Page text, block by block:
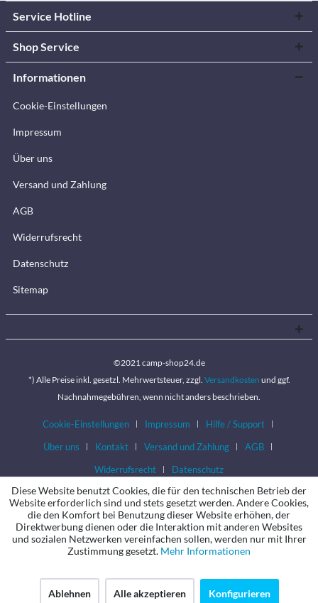
Service Hotline
Shop Service
Informationen
Cookie-Einstellungen
Impressum
Über uns
Versand und Zahlung
AGB
Widerrufsrecht
Datenschutz
Sitemap
©2021 camp-shop24.de
*) Alle Preise inkl. gesetzl. Mehrwertsteuer, zzgl. Versandkosten und ggf.
Nachnahmegebühren, wenn nicht anders beschrieben.
Cookie-Einstellungen Impressum
Hilfe / Support
Über uns
Kontakt Versand und Zahlung
AGB
Widerrufsrecht
Datenschutz
Diese Website benutzt Cookies, die für den technischen Betrieb der
Website erforderlich sind und stets gesetzt werden. Andere Cookies,
die den Komfort bei Benutzung dieser Website erhöhen, der
Direktwerbung dienen oder die Interaktion mit anderen Websites
und sozialen Netzwerken vereinfachen sollen, werden nur mit Ihrer
Zustimmung gesetzt. Mehr Informationen
Ablehnen Alle akzeptieren Konfigurieren